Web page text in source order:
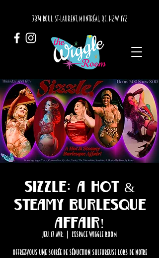
3874 BOUL. ST-LAURENT, MONTRÉAL, QC, H2W 1Y2
Sizzle: A Hot &
Steamy Burlesque
Affair!
jeu. 17 avr.
  |
L'Espace Wiggle Room
Offrez-vous une soirée de séduction sulfureuse lors de notre